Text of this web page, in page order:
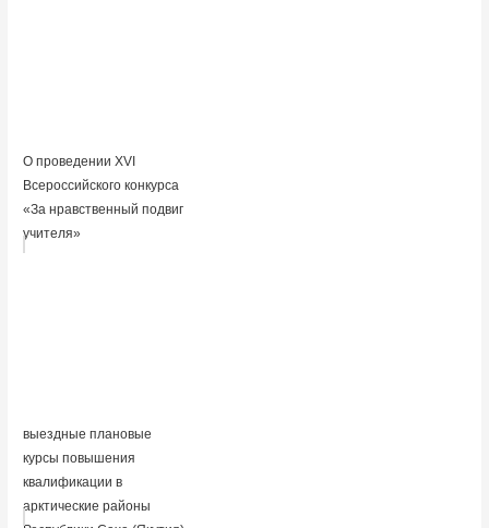
О проведении XVI
Всероссийского конкурса
«За нравственный подвиг
учителя»
выездные плановые
курсы повышения
квалификации в
арктические районы